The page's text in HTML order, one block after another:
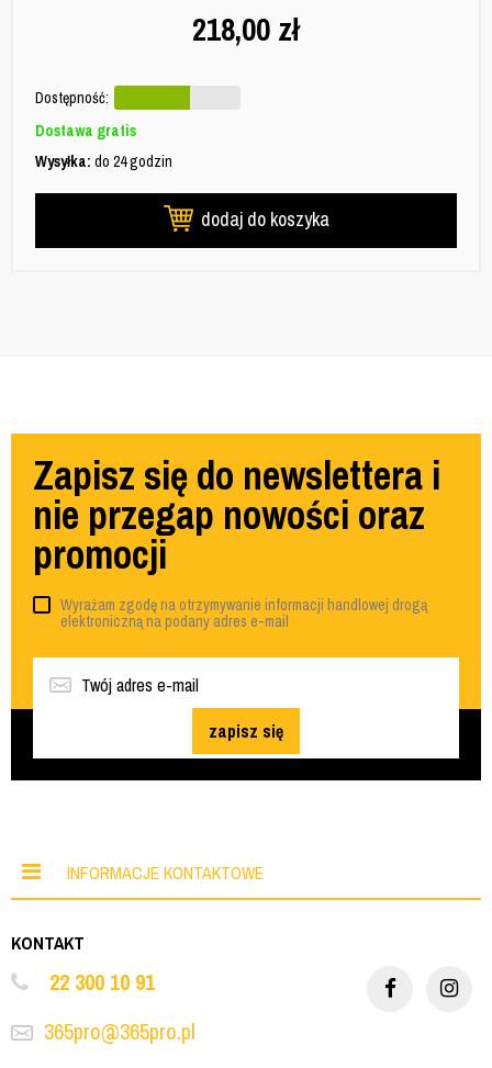
218,00 zł
Dostępność:
Dostawa gratis
Wysyłka: do 24 godzin
dodaj do koszyka
Zapisz się do newslettera i
nie przegap nowości oraz
promocji
Wyrażam zgodę na otrzymywanie informacji handlowej drogą
elektroniczną na podany adres e-mail
zapisz się
INFORMACJE KONTAKTOWE
KONTAKT
22 300 10 91
365pro@365pro.pl